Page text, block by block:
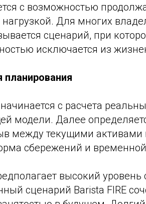
с возможностью
Для многих
сценарий, при
исключается из
с расчета
модели. Далее
между текущими
сбережений и временной
высокий
сценарий Barista FIRE